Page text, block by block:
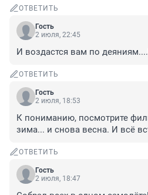
ОТВЕТИТЬ
Гость
2 июля, 22:45
И воздастся вам по
ОТВЕТИТЬ
Гость
2 июля, 18:53
К пониманию, посмотрите
зима... и снова весна. И всё
ОТВЕТИТЬ
Гость
2 июля, 18:47